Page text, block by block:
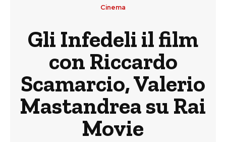
Cinema
Gli Infedeli il film
con Riccardo
Scamarcio, Valerio
Mastandrea su Rai
Movie